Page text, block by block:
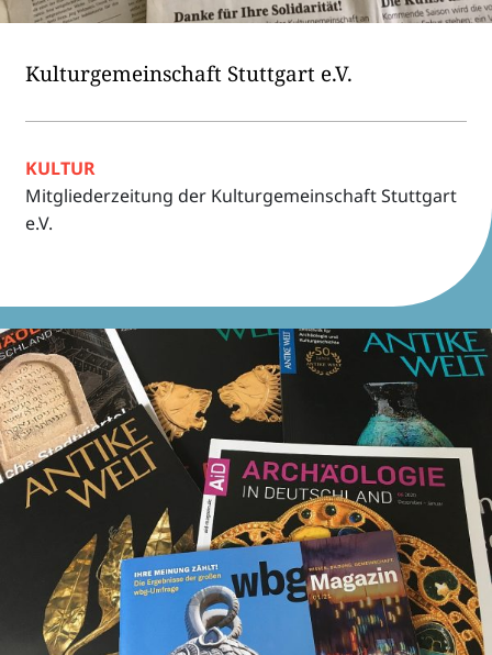
Kultur­ge­mein­schaft Stutt­gart e.V.
KULTUR
Mitglie­der­zei­tung der Kultur­ge­mein­schaft Stutt­gart
e.V.